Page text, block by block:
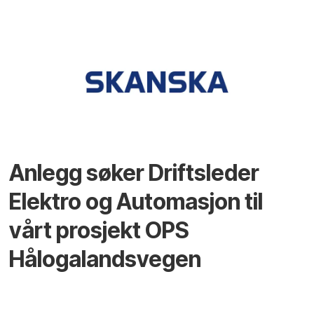
Anlegg søker Driftsleder
Elektro og Automasjon til
vårt prosjekt OPS
Hålogalandsvegen